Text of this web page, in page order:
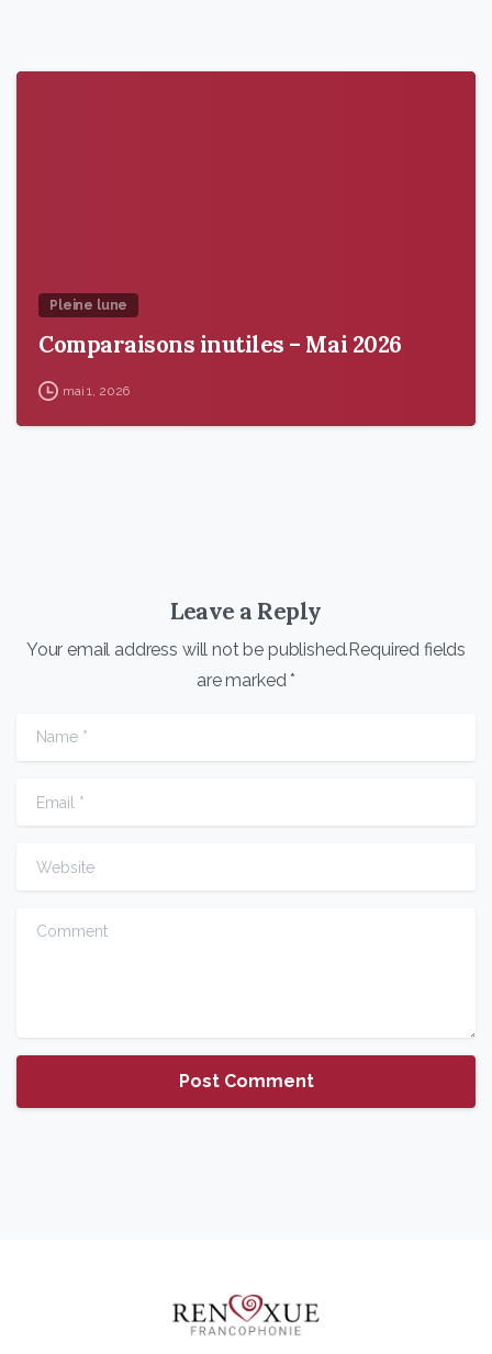
Pleine lune
Comparaisons inutiles – Mai 2026
mai 1, 2026
Leave a Reply
Your email address will not be published.Required fields
are marked *
Name
Email
Website
Comment